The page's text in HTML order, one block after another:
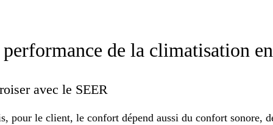
de la climatisation
avec le SEER
pour le client, le confort dépend aussi du confort sonore,